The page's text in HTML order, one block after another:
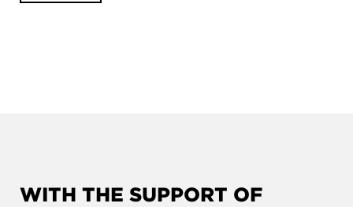
WITH THE SUPPORT OF